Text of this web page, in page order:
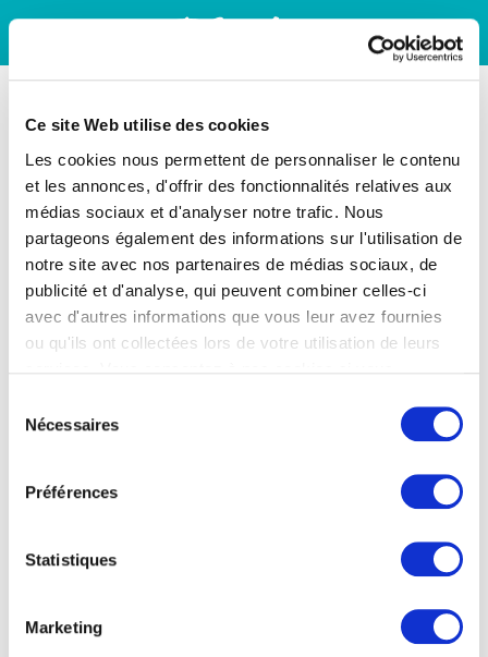
Ce site Web utilise des cookies
Les cookies nous permettent de personnaliser le contenu
et les annonces, d'offrir des fonctionnalités relatives aux
médias sociaux et d'analyser notre trafic. Nous
partageons également des informations sur l'utilisation de
notre site avec nos partenaires de médias sociaux, de
publicité et d'analyse, qui peuvent combiner celles-ci
avec d'autres informations que vous leur avez fournies
ou qu'ils ont collectées lors de votre utilisation de leurs
Nécessaires
Préférences
Statistiques
Marketing